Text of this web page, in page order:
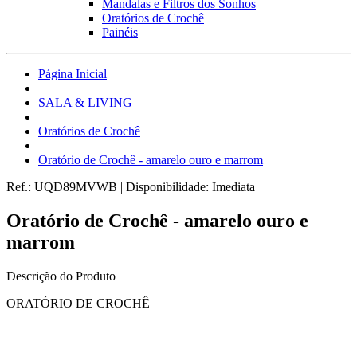
Mandalas e Filtros dos Sonhos
Oratórios de Crochê
Painéis
Página Inicial
SALA & LIVING
Oratórios de Crochê
Oratório de Crochê - amarelo ouro e marrom
Ref.: UQD89MVWB | Disponibilidade: Imediata
Oratório de Crochê - amarelo ouro e
marrom
Descrição do Produto
ORATÓRIO DE CROCHÊ